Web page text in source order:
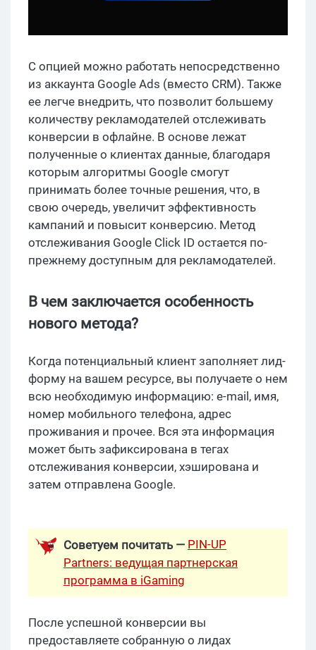
С опцией можно работать непосредственно
из аккаунта Google Ads (вместо CRM). Также
ее легче внедрить, что позволит большему
количеству рекламодателей отслеживать
конверсии в офлайне. В основе лежат
полученные о клиентах данные, благодаря
которым алгоритмы Google смогут
принимать более точные решения, что, в
свою очередь, увеличит эффективность
кампаний и повысит конверсию. Метод
отслеживания Google Click ID остается по-
прежнему доступным для рекламодателей.
В чем заключается особенность
нового метода?
Когда потенциальный клиент заполняет лид-
форму на вашем ресурсе, вы получаете о нем
всю необходимую информацию: e-mail, имя,
номер мобильного телефона, адрес
проживания и прочее. Вся эта информация
может быть зафиксирована в тегах
отслеживания конверсии, хэширована и
затем отправлена Google.
Советуем почитать — PIN-UP
Partners: ведущая партнерская
программа в iGaming
После успешной конверсии вы
предоставляете собранную о лидах